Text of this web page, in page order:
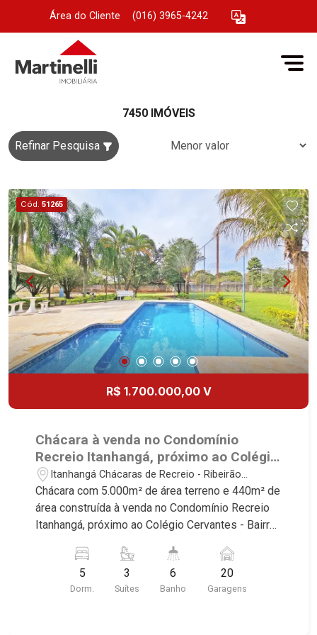
Área do Cliente (016) 3965-4242
7450 IMÓVEIS
Refinar Pesquisa
Cód. 51265
R$ 1.700.000,00 V
Chácara à venda no Condomínio
Recreio Itanhangá, próximo ao Colégio
Cervantes - Ribeirão Preto/SP.
Itanhangá Chácaras de Recreio - Ribeirão
Preto/SP
Chácara com 5.000m² de área terreno e 440m² de
área construída à venda no Condomínio Recreio
Itanhangá, próximo ao Colégio Cervantes - Bairro
Preto/SP. Conheça as características deste
imóvel que a Martinelli Imobiliária selecionou
para você: - 5.000m² de área terreno e 440m² de
5
Dorm.
3
Suítes
6
Banho
20
Garagens